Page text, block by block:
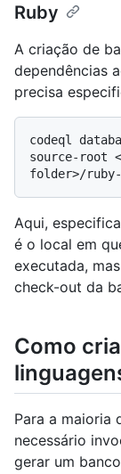
Ruby
A criação de
dependências
precisa
codeql
source-root
Aqui,
é o local em
executada,
check-out da
Como
Para a maioria
necessário
gerar um